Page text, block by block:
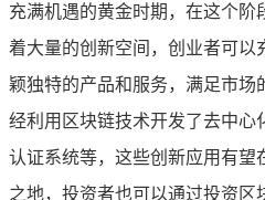
充满机遇的黄金时期，在这个阶
着大量的创新空间，创业者可以
颖独特的产品和服务，满足市场
经利用区块链技术开发了去中心
认证系统等，这些创新应用有望
之地，投资者也可以通过投资